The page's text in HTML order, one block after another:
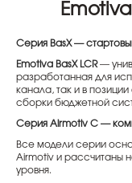
Серия BasX —
Emotiva BasX LCR—
разработанная для
канала, так и в
сборки бюджетной
Серия Airmotiv C —
Все модели серии
Airmotiv и рассчитаны
уровня.